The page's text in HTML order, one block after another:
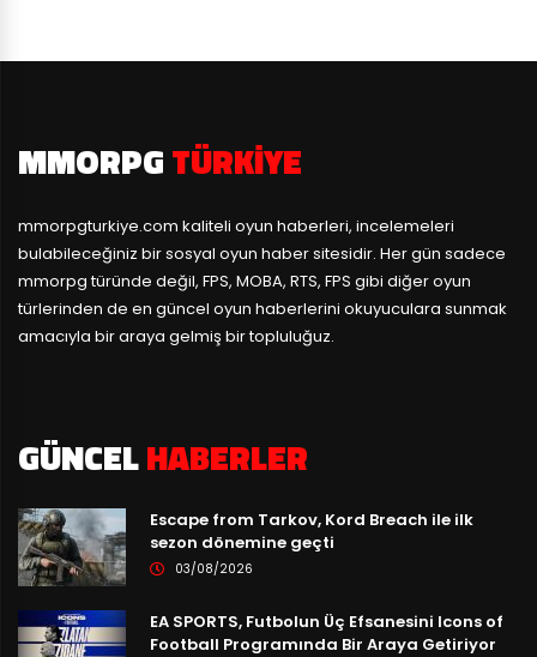
MMORPGTÜRKIYE
mmorpgturkiye.com kaliteli oyun haberleri, incelemeleri
bulabileceğiniz bir sosyal oyun haber sitesidir. Her gün sadece
mmorpg türünde değil, FPS, MOBA, RTS, FPS gibi diğer oyun
türlerinden de en güncel oyun haberlerini okuyuculara sunmak
amacıyla bir araya gelmiş bir topluluğuz.
GÜNCELHABERLER
Escape from Tarkov, Kord Breach ile ilk
sezon dönemine geçti
03/08/2026
EA SPORTS, Futbolun Üç Efsanesini Icons of
Football Programında Bir Araya Getiriyor